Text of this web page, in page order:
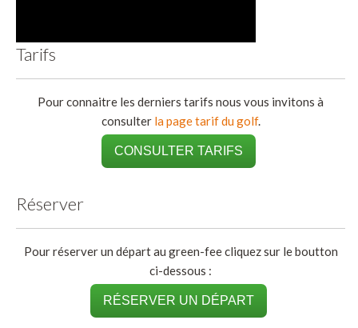
Tarifs
Pour connaitre les derniers tarifs nous vous invitons à
consulter la page tarif du golf.
CONSULTER TARIFS
Réserver
Pour réserver un départ au green-fee cliquez sur le boutton
ci-dessous :
RÉSERVER UN DÉPART